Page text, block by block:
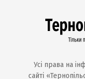
Усі права на
сайті